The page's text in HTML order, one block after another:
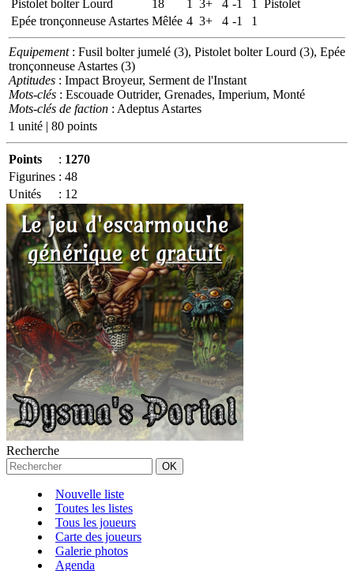
Pistolet bolter Lourd
18 1 3+ 4 -1 1
Pistolet
Epée tronçonneuse Astartes Mêlée 4 3+ 4 -1 1
Equipement: Fusil bolter jumelé (3), Pistolet bolter Lourd (3), Epée
tronçonneuse Astartes (3)
Aptitudes : Impact Broyeur, Serment de l'Instant
Mots-clés : Escouade Outrider, Grenades, Imperium, Monté
Mots-clés de faction : Adeptus Astartes
1 unité | 80 points
Points : 1270
Figurines : 48
Unités
: 12
Recherche
Nouvelle liste
Toutes les listes
Tous les joueurs
Carte des joueurs
Galerie photos
Agenda